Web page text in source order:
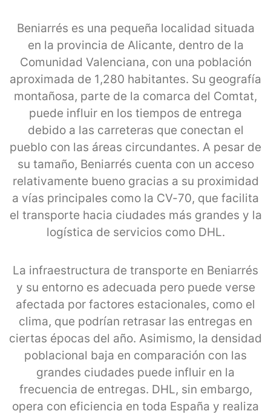
Beniarrés es una pequeña localidad situada
en la provincia de Alicante, dentro de la
Comunidad Valenciana, con una población
aproximada de 1,280 habitantes. Su geografía
montañosa, parte de la comarca del Comtat,
puede influir en los tiempos de entrega
debido a las carreteras que conectan el
pueblo con las áreas circundantes. A pesar de
su tamaño, Beniarrés cuenta con un acceso
relativamente bueno gracias a su proximidad
a vías principales como la CV-70, que facilita
el transporte hacia ciudades más grandes y la
logística de servicios como DHL.
La infraestructura de transporte en Beniarrés
y su entorno es adecuada pero puede verse
afectada por factores estacionales, como el
clima, que podrían retrasar las entregas en
ciertas épocas del año. Asimismo, la densidad
poblacional baja en comparación con las
grandes ciudades puede influir en la
frecuencia de entregas. DHL, sin embargo,
opera con eficiencia en toda España y realiza